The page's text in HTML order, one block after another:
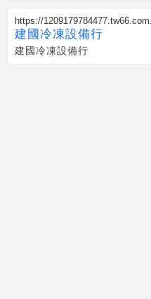
https://
建國冷凍設備行
建國冷凍設備行